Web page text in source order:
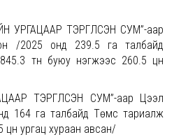
УРГАЦААР ТЭРГҮҮЛСЭН СУМ”-аар
/2025 онд 239.5 га талбайд
тн буюу нэгжээс 260.5 цн
ТЭРГҮҮЛСЭН СУМ”-аар Цээл
164 га талбайд Төмс тариалж
цн ургац хураан авсан/